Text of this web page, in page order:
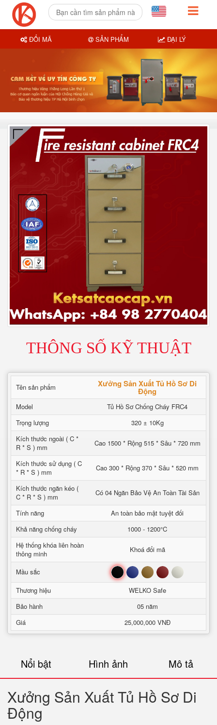
THÔNG SỐ KỸ THUẬT
Tên sản phẩm Xưởng Sản Xuất Tủ Hồ Sơ Di
Động
Model
Tủ Hồ Sơ Chống Cháy FRC4
Trọng lượng
320 ± 10Kg
Kích thước ngoài ( C *
R * S ) mm
Cao 1500 * Rộng 515 * Sâu * 720 mm
Kích thước sử dụng ( C
* R * S ) mm
Cao 300 * Rộng 370 * Sâu * 520 mm
Kích thước ngăn kéo (
C * R * S ) mm
Có 04 Ngăn Bảo Vệ An Toàn Tài Sản
Tính năng
An toàn bảo mật tuyệt đối
Khả năng chống cháy
1000 - 1200°C
Hệ thống khóa liên hoàn
thông minh
Khoá đổi mã
Mầu sắc Đen Xanh Nâu Đỏ Trắng
Thương hiệu
WELKO Safe
Bảo hành
05 năm
Giá
25,000,000 VNĐ
Nổi bật Hình ảnh Mô tả
Xưởng Sản Xuất Tủ Hồ Sơ Di
Động
ĐỔI MÃ SẢN PHẨM ĐẠI LÝ